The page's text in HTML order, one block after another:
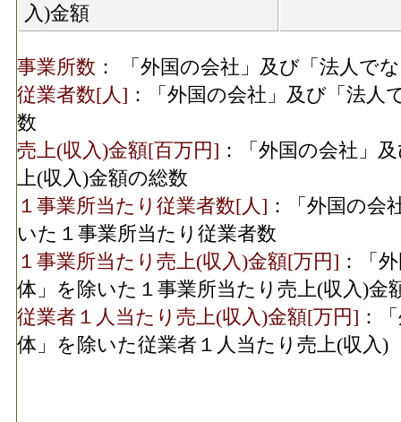
入)金額
事業所数 ： 「外国の会社」及び「法人で
従業者数[人] ：「外国の会社」及び「法
数
売上(収入)金額[百万円] ：「外国の会社」
上(収入)金額の総数
１事業所当たり従業者数[人] ：「外国の会
いた１事業所当たり従業者数
１事業所当たり売上(収入)金額[万円] ：「
体」を除いた１事業所当たり売上(収入)金
従業者１人当たり売上(収入)金額[万円] ：
体」を除いた従業者１人当たり売上(収入)